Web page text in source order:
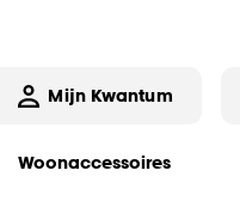
Mijn Kwantum
Woonaccessoires